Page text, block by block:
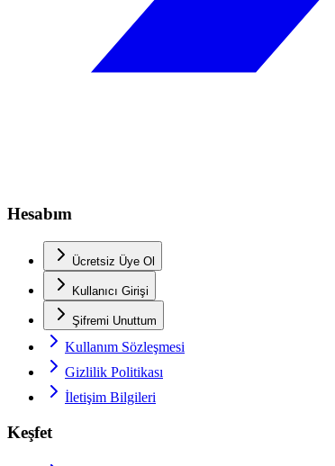
Hesabım
Ücretsiz Üye Ol
Kullanıcı Girişi
Şifremi Unuttum
Kullanım Sözleşmesi
Gizlilik Politikası
İletişim Bilgileri
Keşfet